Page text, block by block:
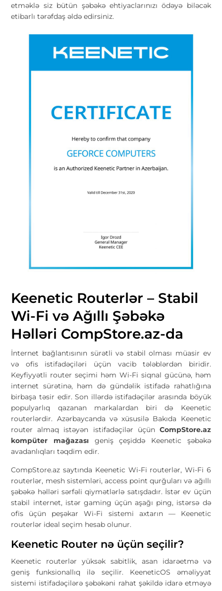
etməklə siz bütün şəbəkə ehtiyaclarınızı ödəyə biləcək
etibarlı tərəfdaş əldə edirsiniz.
Keenetic Routerlər – Stabil
Wi-Fi və Ağıllı Şəbəkə
Həlləri CompStore.az-da
İnternet bağlantısının sürətli və stabil olması müasir ev
və ofis istifadəçiləri üçün vacib tələblərdən biridir.
Keyfiyyətli router seçimi həm Wi-Fi siqnal gücünə, həm
internet sürətinə, həm də gündəlik istifadə rahatlığına
birbaşa təsir edir. Son illərdə istifadəçilər arasında böyük
populyarlıq qazanan markalardan biri də Keenetic
routerlərdir. Azərbaycanda və xüsusilə Bakıda Keenetic
router almaq istəyən istifadəçilər üçün CompStore.az
kompüter mağazası geniş çeşiddə Keenetic şəbəkə
avadanlıqları təqdim edir.
CompStore.az saytında Keenetic Wi-Fi routerlər, Wi-Fi 6
routerlər, mesh sistemləri, access point qurğuları və ağıllı
şəbəkə həlləri sərfəli qiymətlərlə satışdadır. İstər ev üçün
stabil internet, istər gaming üçün aşağı ping, istərsə də
ofis üçün peşəkar Wi-Fi sistemi axtarın — Keenetic
routerlər ideal seçim hesab olunur.
Keenetic Router nə üçün seçilir?
Keenetic routerlər yüksək sabitlik, asan idarəetmə və
geniş funksionallıq ilə seçilir. KeeneticOS əməliyyat
sistemi istifadəçilərə şəbəkəni rahat şəkildə idarə etməyə